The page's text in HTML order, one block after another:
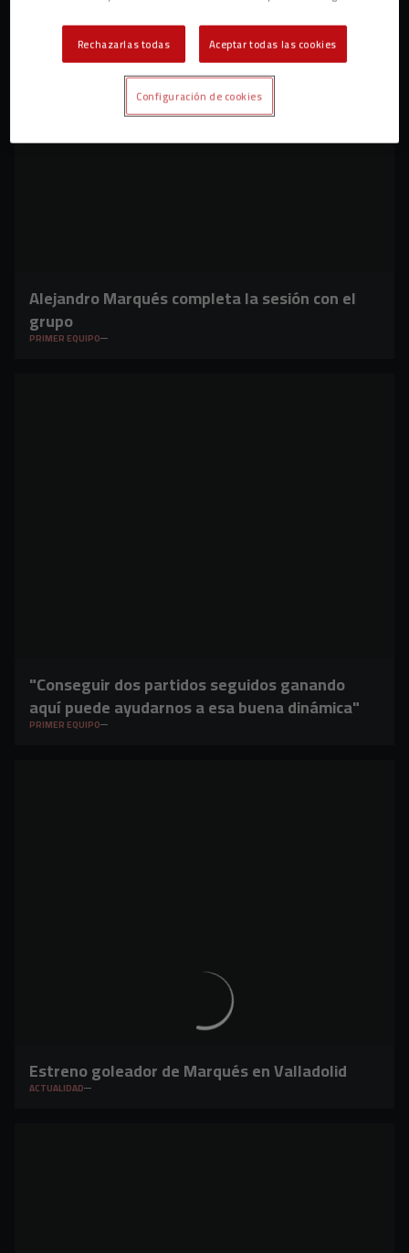
Alejandro Marqués completa la sesión con el
grupo
PRIMER EQUIPO
"Conseguir dos partidos seguidos ganando
aquí puede ayudarnos a esa buena dinámica"
PRIMER EQUIPO
Estreno goleador de Marqués en Valladolid
ACTUALIDAD
Rechazarlas todas Aceptar todas las cookies
Configuración de cookies